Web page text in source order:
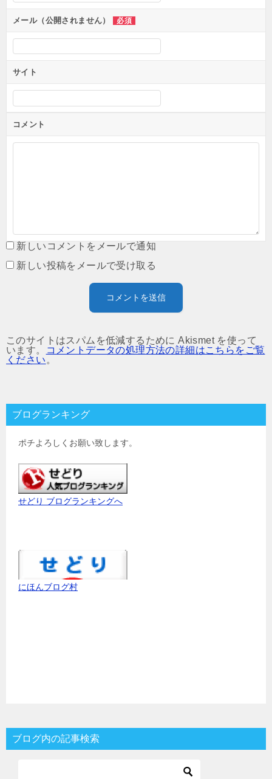
メール（公開されません） 必須
サイト
コメント
新しいコメントをメールで通知
新しい投稿をメールで受け取る
このサイトはスパムを低減するために Akismet を使って
います。
コメントデータの処理方法の詳細はこちらをご覧
ください 。
ブログランキング
ポチよろしくお願い致します。
せどり ブログランキングへ
にほんブログ村
ブログ内の記事検索